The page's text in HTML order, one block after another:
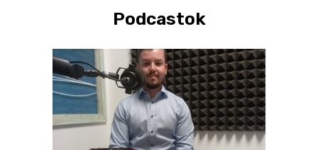
Podcastok